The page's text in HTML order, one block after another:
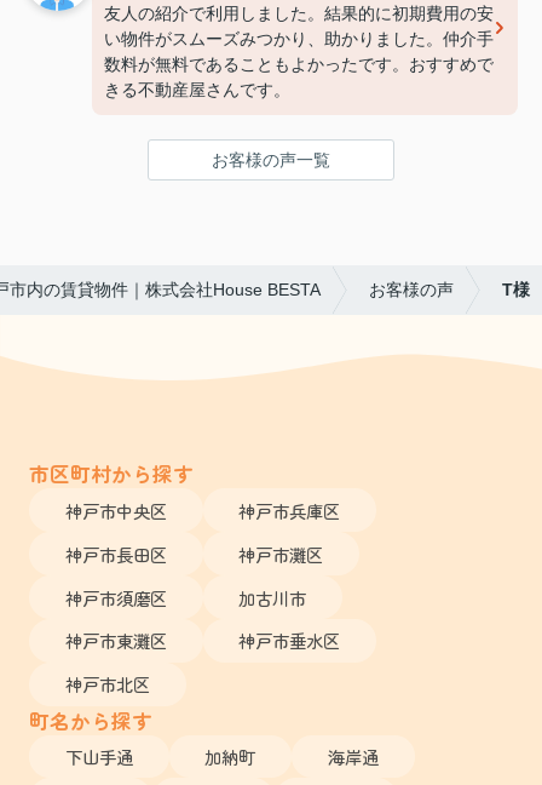
友人の紹介で利用しました。結果的に初期費用の安
い物件がスムーズみつかり、助かりました。仲介手
数料が無料であることもよかったです。おすすめで
きる不動産屋さんです。
お客様の声一覧
市内の賃貸物件｜株式会社House BESTA お客様の声 T様
市区町村から探す
神戸市中央区
神戸市兵庫区
神戸市長田区
神戸市灘区
神戸市須磨区
加古川市
神戸市東灘区
神戸市垂水区
神戸市北区
町名から探す
下山手通 加納町
海岸通